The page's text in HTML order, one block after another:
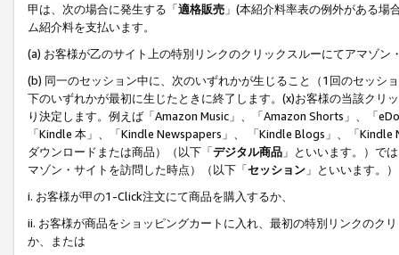
甲は、次の場合に発生する「適格販売 」(本紹介料率表の例外がある
ム紹介料を支払います。
(a) お客様が乙のサイト上の特別リンクのクリックスルーにてアマゾン
(b) 同一のセッション中に、次のいずれかが生じること（1回のセッシ
下のいずれかが最初に生じたときに終了します。(x)お客様の当該ク
り決定します。例えば「Amazon Music」、「Amazon Shorts」、「
「Kindle 本」、「Kindle Newspapers」、 「Kindle Blogs」、「
ダウンロードまたは商品）（以下「デジタル商品 」といいます。）で
マゾン・サイトを訪問した時点）（以下「セッション 」といいます。
i. お客様が甲の1-Click注文にて商品を購入するか、
ii. お客様が商品をショッピングカートに入れ、最初の特別リンクのク
か、または